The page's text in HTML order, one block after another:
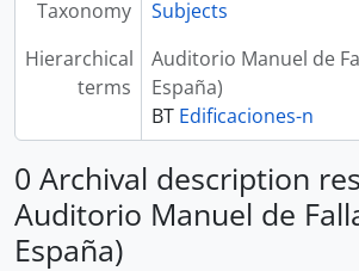
Taxonomy
Subjects
Hierarchical
terms
Auditorio Manuel de
España)
BT Edificaciones-n
0 Archival description
Auditorio Manuel de
España)